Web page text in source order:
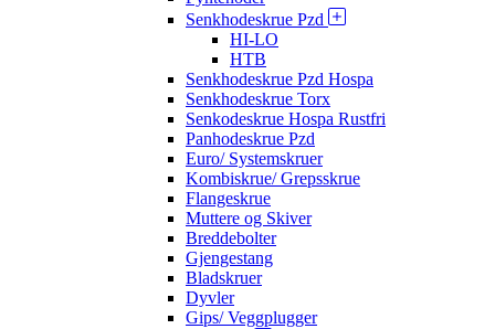
Senkhodeskrue Pzd
HI-LO
HTB
Senkhodeskrue Pzd Hospa
Senkhodeskrue Torx
Senkodeskrue Hospa Rustfri
Panhodeskrue Pzd
Euro/ Systemskruer
Kombiskrue/ Grepsskrue
Flangeskrue
Muttere og Skiver
Breddebolter
Gjengestang
Bladskruer
Dyvler
Gips/ Veggplugger